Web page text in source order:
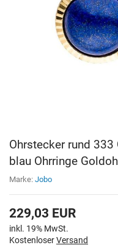
Ohrstecker rund
blau Ohrringe
Marke: Jobo
229,03 EUR
inkl. 19% MwSt.
KostenloserVersand